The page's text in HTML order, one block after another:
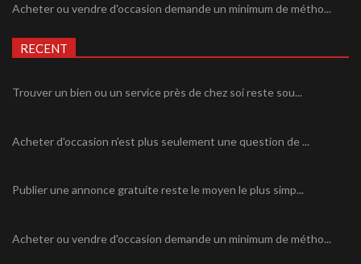
Acheter ou vendre d'occasion demande un minimum de métho...
RECENT
Trouver un bien ou un service près de chez soi reste sou...
Acheter d'occasion n'est plus seulement une question de ...
Publier une annonce gratuite reste le moyen le plus simp...
Acheter ou vendre d'occasion demande un minimum de métho...